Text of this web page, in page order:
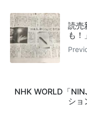
読売
も！
NHK WORLD「
ショ